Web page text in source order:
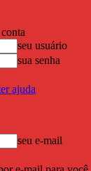
seu usuário
sua senha
ajuda
seu e-mail